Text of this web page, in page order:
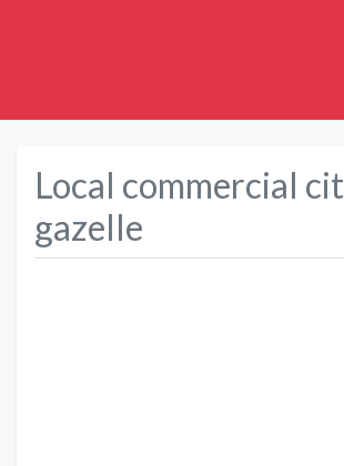
Local commercial
gazelle